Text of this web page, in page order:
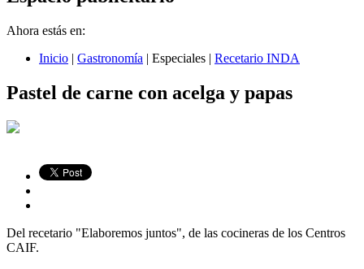
Ahora estás en:
Inicio | Gastronomía | Especiales | Recetario INDA
Pastel de carne con acelga y papas
Del recetario "Elaboremos juntos", de las cocineras de los Centros
CAIF.